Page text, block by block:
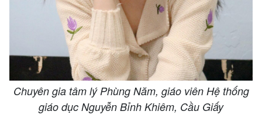
Chuyên gia tâm lý Phùng Năm, giáo viên Hệ thống
giáo dục Nguyễn Bỉnh Khiêm, Cầu Giấy